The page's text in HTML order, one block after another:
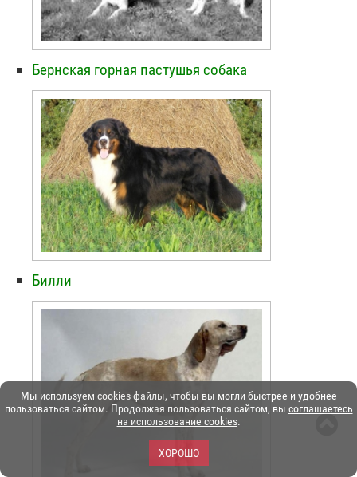
Мы используем cookies-файлы, чтобы вы могли быстрее и удобнее
пользоваться сайтом. Продолжая пользоваться сайтом, вы соглашаетесь
на использование cookies.
ХОРОШО
Бернская горная пастушья собака
Билли